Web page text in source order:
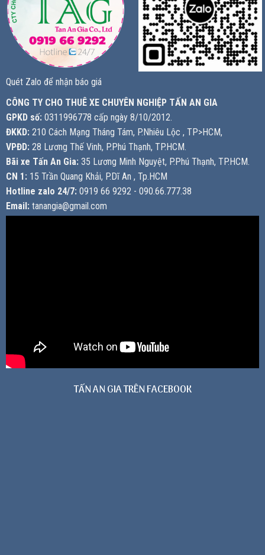
Quét Zalo để nhận báo giá
CÔNG TY CHO THUÊ XE CHUYÊN NGHIỆP TẤN AN GIA
GPKD số: 0311996778 cấp ngày 8/10/2012.
ĐKKD: 210 Cách Mạng Tháng Tám, P.Nhiêu Lộc , TP>HCM,
VPĐD: 28 Lương Thế Vinh, P.Phú Thạnh, TP.HCM.
Bãi xe Tấn An Gia: 35 Lương Minh Nguyệt, P.Phú Thạnh, TP.HCM.
CN 1: 15 Trần Quang Khải, P.Dĩ An , Tp.HCM
Hotline zalo 24/7: 0919 66 9292 - 090.66.777.38
Email: tanangia@gmail.com
TẤN AN GIA TRÊN FACEBOOK